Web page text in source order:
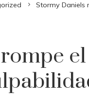
Stormy Daniels